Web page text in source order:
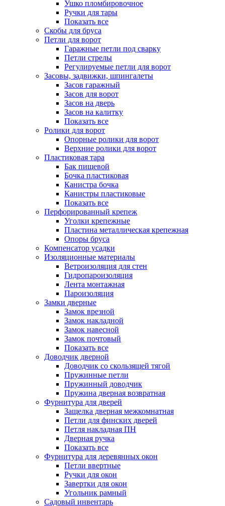
Ушко пломбировочное
Ручки для тары
Показать все
Скобы для бруса
Петли для ворот
Гаражные петли под сварку
Петли стрелы
Регулируемые петли для ворот
Засовы, задвижки, шпингалеты
Засов гаражный
Засов для ворот
Засов на дверь
Засов на калитку
Показать все
Ролики для ворот
Опорные ролики для ворот
Верхние ролики для ворот
Пластиковая тара
Бак пищевой
Бочка пластиковая
Канистра бочка
Канистры пластиковые
Показать все
Перфорированный крепеж
Уголки крепежные
Пластина металлическая крепежная
Опоры бруса
Компенсатор усадки
Изоляционные материалы
Ветроизоляция для стен
Гидропароизоляция
Лента монтажная
Пароизоляция
Замки дверные
Замок врезной
Замок накладной
Замок навесной
Замок почтовый
Показать все
Доводчик дверной
Доводчик со скользящей тягой
Пружинные петли
Пружинный доводчик
Пружина дверная возвратная
Фурнитура для дверей
Защелка дверная межкомнатная
Петли для финских дверей
Петля накладная ПН
Дверная ручка
Показать все
Фурнитура для деревянных окон
Петли ввертные
Ручки для окон
Завертки для окон
Угольник рамный
Садовый инвентарь